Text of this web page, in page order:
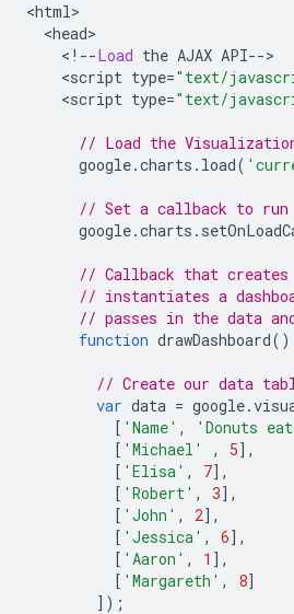
<html>
<head>
<!--Load the AJAX API-->
<script type="text/
<script type="text/
// Load the
google.charts . load(
// Set a callback to run
google.charts .
// Callback that creates
// instantiates a
// passes in the data
function drawDashboard()
// Create our data
var data = google.
[ 'Name' , 'Donuts
[ 'Michael' , 5],
[ 'Elisa' , 7],
[ 'Robert' , 3],
[ 'John' , 2],
[ 'Jessica' , 6],
[ 'Aaron' , 1 ],
[ 'Margareth' , 8]
]);